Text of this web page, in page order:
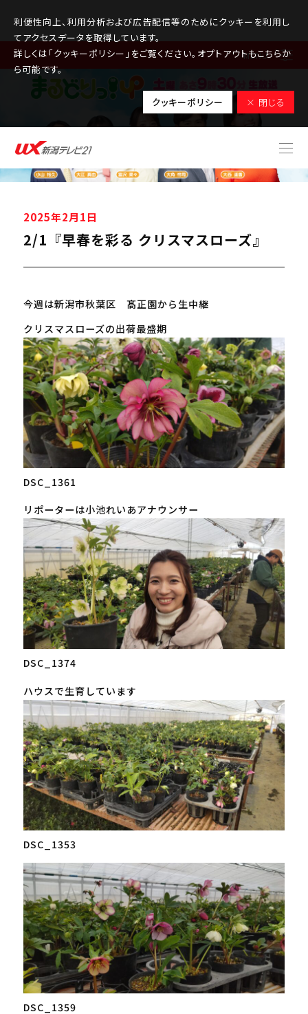
利便性向上、利用分析および広告配信等のためにクッキーを利用し
てアクセスデータを取得しています。
詳しくは「クッキーポリシー」をご覧ください。オプトアウトもこちらか
ら可能です。
クッキーポリシー × 閉じる
MENU
2025年2月1日
2/1『早春を彩る クリスマスローズ』
今週は新潟市秋葉区 髙正園から生中継
クリスマスローズの出荷最盛期
DSC_1361
リポーターは小池れいあアナウンサー
DSC_1374
ハウスで生育しています
DSC_1353
DSC_1359